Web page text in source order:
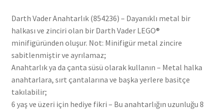
Darth Vader Anahtarlık (854236) – Dayanıklı metal bir
halkası ve zinciri olan bir Darth Vader LEGO®
minifigüründen oluşur. Not: Minifigür metal zincire
sabitlenmiştir ve ayrılamaz;
Anahtarlık ya da çanta süsü olarak kullanın – Metal halka
anahtarlara, sırt çantalarına ve başka yerlere basitçe
takılabilir;
6 yaş ve üzeri için hediye fikri – Bu anahtarlığın uzunluğu 8